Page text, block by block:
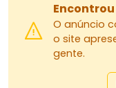
O anúncio
o site
gente.